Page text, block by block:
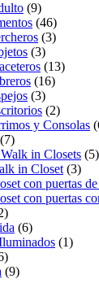
(9)
(46)
(3)
(3)
(13)
(16)
(3)
(2)
y Consolas
(7)
in Closets (5)
in Closet (3)
con puertas
con puertas
(6)
(1)
(9)